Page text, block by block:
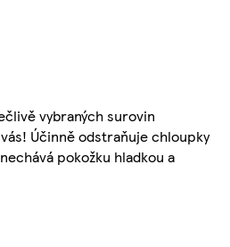
vybraných surovin
Účinně odstraňuje chloupky
pokožku hladkou a